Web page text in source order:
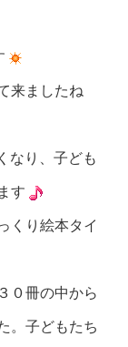
来ましたね
なり、子ども
す
くり絵本タイ
０冊の中から
。子どもたち